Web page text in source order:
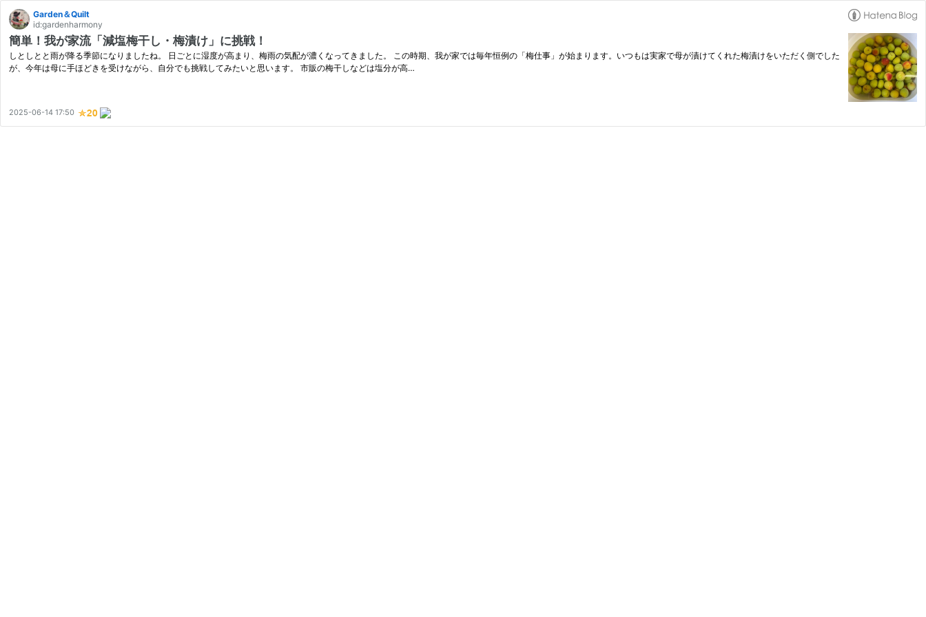
Garden＆Quilt
id:gardenharmony
簡単！我が家流「減塩梅干し・梅漬け」に挑戦！
しとしとと雨が降る季節になりましたね。 日ごとに湿度が高まり、梅雨の気配が濃くなってきました。 この時期、我が家では毎年恒例の「梅仕事」が始まります。いつもは実家で母が漬けてくれた梅漬けをいただく側でした
が、今年は母に手ほどきを受けながら、自分でも挑戦してみたいと思います。 市販の梅干しなどは塩分が高…
2025-06-14 17:50